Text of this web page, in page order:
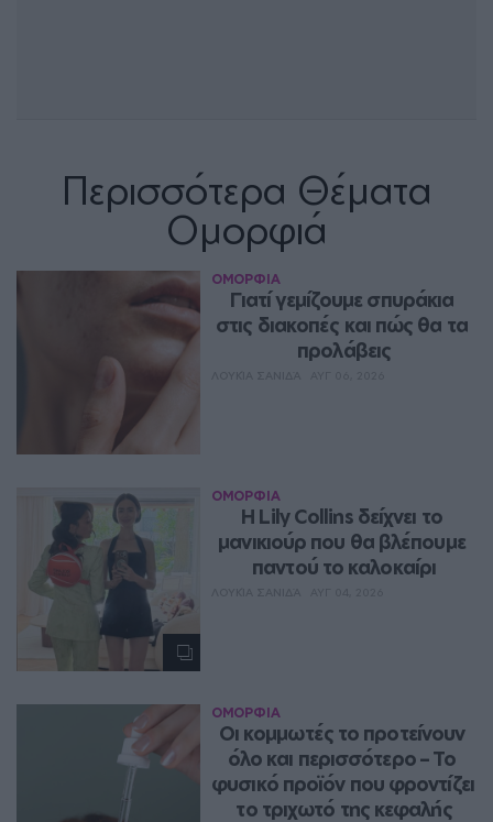
Περισσότερα Θέματα
Ομορφιά
ΟΜΟΡΦΙΑ
Γιατί γεμίζουμε σπυράκια
στις διακοπές και πώς θα τα
προλάβεις
ΟΜΟΡΦΙΑ
Η Lily Collins δείχνει το
μανικιούρ που θα βλέπουμε
παντού το καλοκαίρι
ΟΜΟΡΦΙΑ
Οι κομμωτές το προτείνουν
όλο και περισσότερο – Το
φυσικό προϊόν που φροντίζει
το τριχωτό της κεφαλής